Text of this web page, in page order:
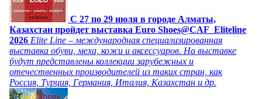
C 27 по 29 июля в городе Алматы,
Казахстан пройдет выставка Euro Shoes@CAF_Eliteline
2026 Elite Line – международная специализированная
выставка обуви, меха, кожи и аксессуаров. На выставке
будут представлены коллекции зарубежных и
отечественных производителей из таких стран, как
Россия, Турция, Германия, Италия, Казахстан и др.